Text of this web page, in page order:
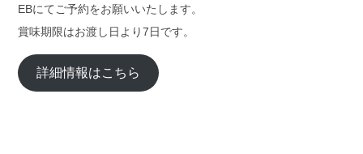
EBにてご予約をお願いいたします。
賞味期限はお渡し日より7日です。
詳細情報はこちら